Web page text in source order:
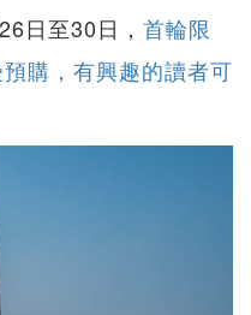
日至30日， 首輪限
購，有興趣的讀者可